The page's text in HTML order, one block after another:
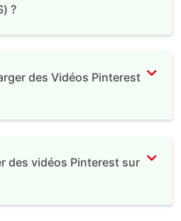
?
des Vidéos Pinterest
des vidéos Pinterest sur